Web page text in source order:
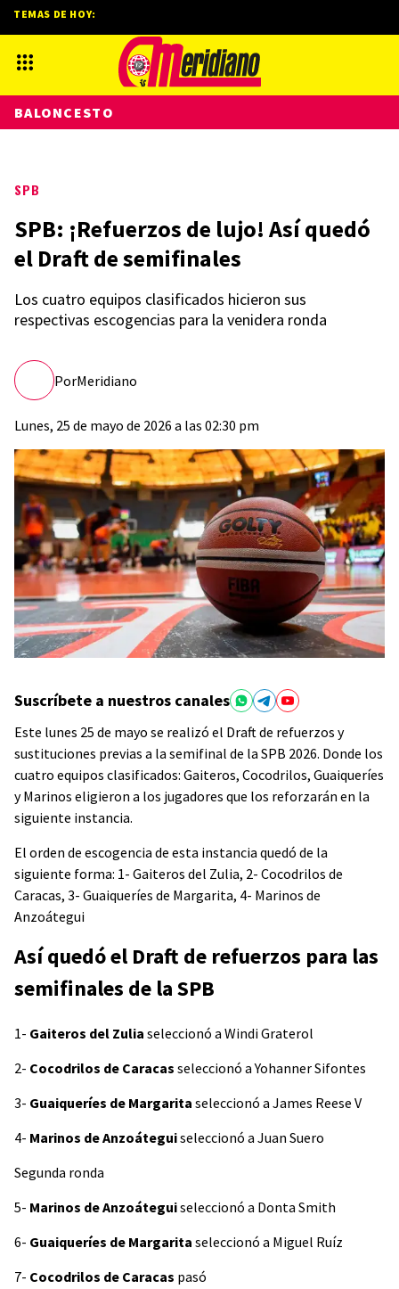
SPB
SPB: ¡Refuerzos de lujo! Así quedó
el Draft de semifinales
Los cuatro equipos clasificados hicieron sus
respectivas escogencias para la venidera ronda
PorMeridiano
Lunes, 25 de mayo de 2026 a las 02:30 pm
Suscríbete a nuestros canales
Este lunes 25 de mayo se realizó el Draft de refuerzos y
sustituciones previas a la semifinal de la SPB 2026. Donde los
cuatro equipos clasificados: Gaiteros, Cocodrilos, Guaiqueríes
y Marinos eligieron a los jugadores que los reforzarán en la
siguiente instancia.
El orden de escogencia de esta instancia quedó de la
siguiente forma: 1- Gaiteros del Zulia, 2- Cocodrilos de
Caracas, 3- Guaiqueríes de Margarita, 4- Marinos de
Anzoátegui
Así quedó el Draft de refuerzos para las
semifinales de la SPB
1- Gaiteros del Zulia seleccionó a Windi Graterol
2- Cocodrilos de Caracas seleccionó a Yohanner Sifontes
3- Guaiqueríes de Margarita seleccionó a James Reese V
4- Marinos de Anzoáteguiseleccionó a Juan Suero
Segunda ronda
5- Marinos de Anzoáteguiseleccionó a Donta Smith
6- Guaiqueríes de Margarita seleccionó a Miguel Ruíz
7- Cocodrilos de Caracas pasó
TEMAS DE HOY:
BALONCESTO